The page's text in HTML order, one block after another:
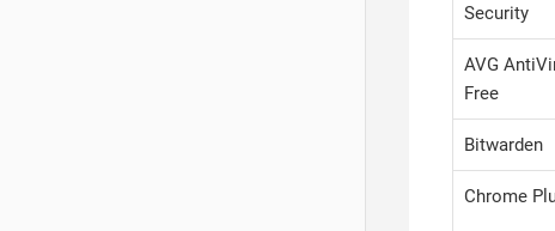
Security
AVG
Free
Bitwarden
Chrome